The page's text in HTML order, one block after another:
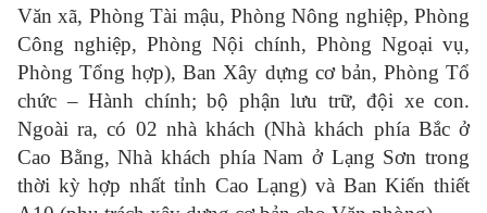
Văn xã, Phòng Tài mậu, Phòng Nông nghiệp, Phòng
Công nghiệp, Phòng Nội chính, Phòng Ngoại vụ,
Phòng Tổng hợp), Ban Xây dựng cơ bản, Phòng Tổ
chức – Hành chính; bộ phận lưu trữ, đội xe con.
Ngoài ra, có 02 nhà khách (Nhà khách phía Bắc ở
Cao Bằng, Nhà khách phía Nam ở Lạng Sơn trong
thời kỳ hợp nhất tỉnh Cao Lạng) và Ban Kiến thiết